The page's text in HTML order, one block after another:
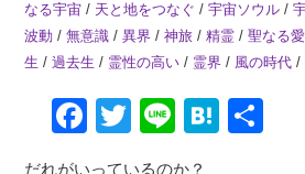
なる宇宙 / 天と地をつなぐ /宇宙ソウル /
波動 /無意識 /異界 /神旅 /精霊 /聖なる
生 /過去生 / 霊性の高い / 霊界 / 風の時代 /
Facebook
Twitter
Line 共
だれがいっているのか？